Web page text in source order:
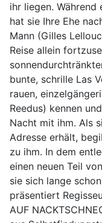
ihr liegen. Während
hat sie Ihre Ehe
Mann (Gilles
Reise allein
bunte, schrille Las
rauen,
Reedus) kennen
Nacht mit ihm. Als
Adresse erhält,
zu ihm. In dem
einen neuen Teil
sie sich lange
präsentiert
AUF